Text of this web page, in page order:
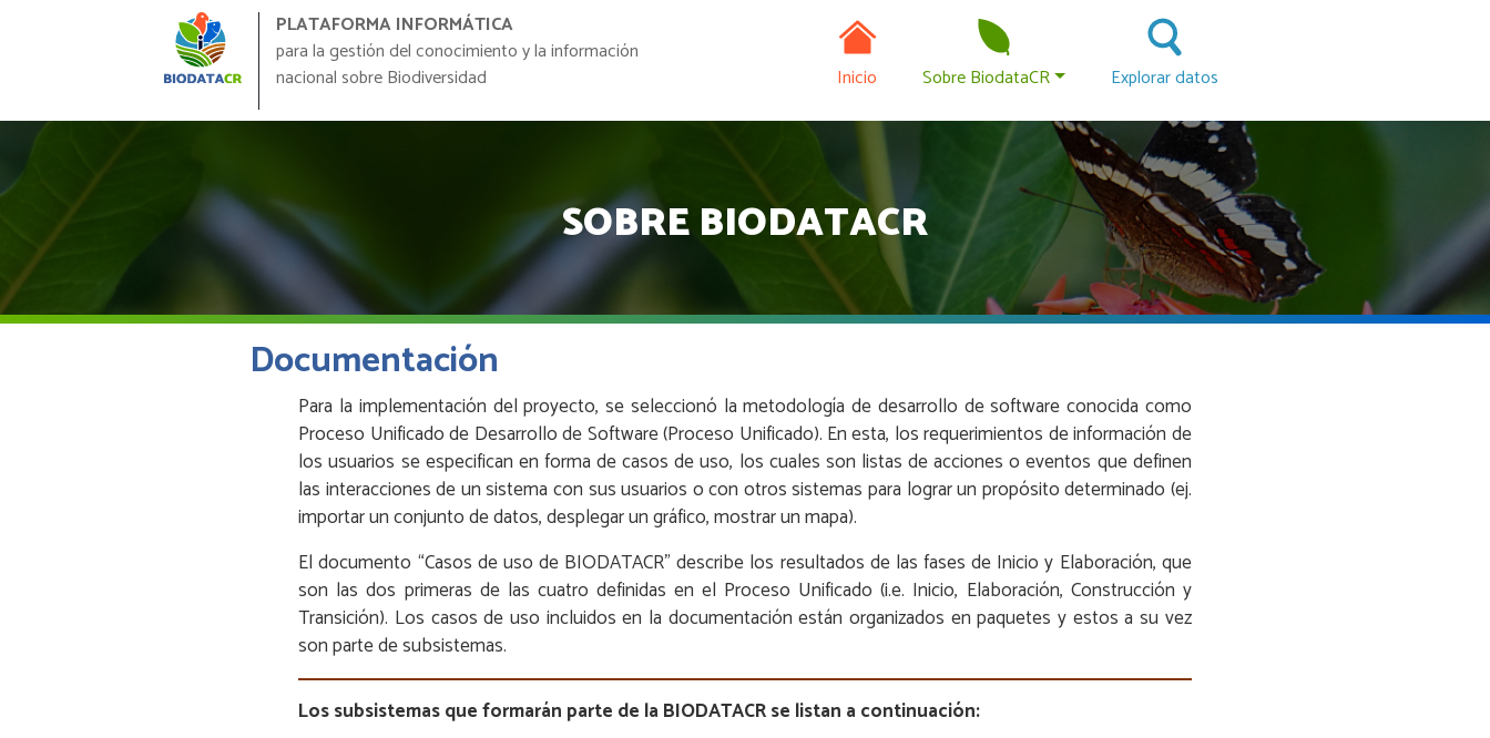
PLATAFORMA INFORMÁTICA
para la gestión del conocimiento y la información
nacional sobre Biodiversidad
Navegación principal
Inicio Sobre BiodataCR Explorar datos
SOBRE BIODATACR
Documentación
Para la implementación del proyecto, se seleccionó la metodología de desarrollo de software conocida como
Proceso Unificado de Desarrollo de Software (Proceso Unificado). En esta, los requerimientos de información de
los usuarios se especifican en forma de casos de uso, los cuales son listas de acciones o eventos que definen
las interacciones de un sistema con sus usuarios o con otros sistemas para lograr un propósito determinado (ej.
importar un conjunto de datos, desplegar un gráfico, mostrar un mapa).
El documento “Casos de uso de BIODATACR” describe los resultados de las fases de Inicio y Elaboración, que
son las dos primeras de las cuatro definidas en el Proceso Unificado (i.e. Inicio, Elaboración, Construcción y
Transición). Los casos de uso incluidos en la documentación están organizados en paquetes y estos a su vez
son parte de subsistemas.
Los subsistemas que formarán parte de la BIODATACR se listan a continuación: